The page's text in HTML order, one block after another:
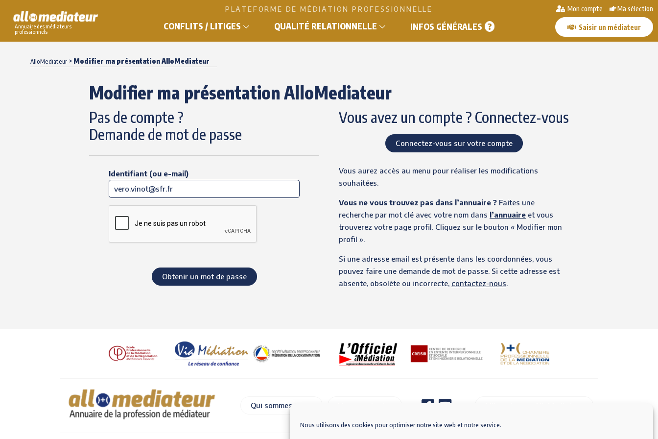
Nous utilisons des cookies pour optimiser notre site web et notre service.
Annuaire des médiateurs
professionnels
PLATEFORME DE MÉDIATION PROFESSIONNELLE
CONFLITS / LITIGES QUALITÉ RELATIONNELLE INFOS GÉNÉRALES
Mon compte Ma sélection
Saisir un médiateur
AlloMediateur > Modifier ma présentation AlloMediateur
Modifier ma présentation AlloMediateur
Pas de compte ?
Demande de mot de passe
Identifiant (ou e-mail)
Vous avez un compte ? Connectez-vous
Connectez-vous sur votre compte
Vous aurez accès au menu pour réaliser les modifications
souhaitées.
Vous ne vous trouvez pas dans l’annuaire ? Faites une
recherche par mot clé avec votre nom dans l’annuaire et vous
trouverez votre page profil. Cliquez sur le bouton « Modifier mon
profil ».
Si une adresse email est présente dans les coordonnées, vous
pouvez faire une demande de mot de passe. Si cette adresse est
absente, obsolète ou incorrecte, contactez-nous
Qui sommes-nous Nous contacter M'inscrire sur AlloMediateur